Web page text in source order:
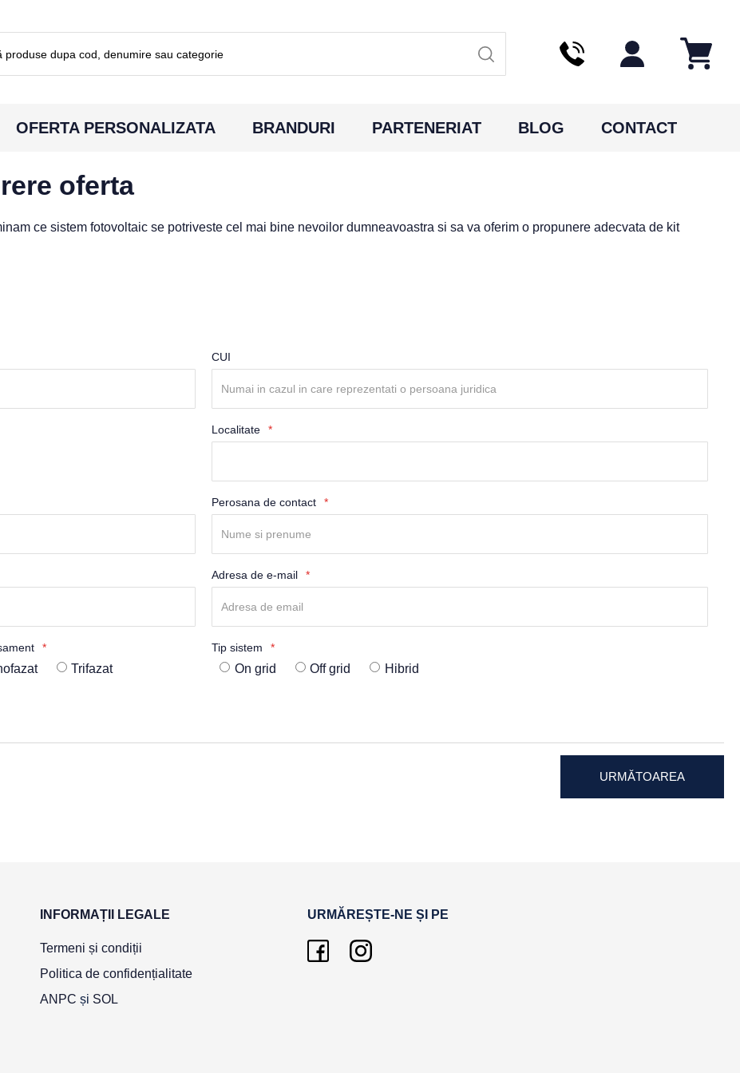
OFERTA PERSONALIZATA BRANDURI PARTENERIAT BLOG CONTACT
oferta
ce sistem fotovoltaic se potriveste cel mai bine nevoilor dumneavoastra si sa va oferim o propunere adecvata de kit
CUI
Localitate
Perosana de contact
Adresa de e-mail
Trifazat
Tip sistem
On grid Off grid Hibrid
URMĂTOAREA
INFORMAȚII LEGALE
Termeni și condiții
Politica de confidențialitate
ANPC și SOL
URMĂREȘTE-NE ȘI PE